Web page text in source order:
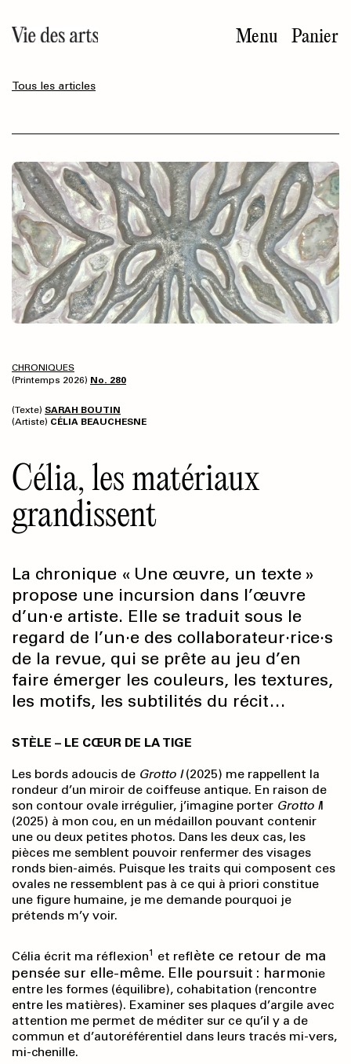
au
contenu
Menu Panier
Tous les articles
CHRONIQUES
(Printemps 2026) No. 280
(Texte) SARAH BOUTIN
(Artiste) CÉLIA BEAUCHESNE
Célia, les matériaux
grandissent
La chronique « Une œuvre, un texte »
propose une incursion dans l’œuvre
d’un·e artiste. Elle se traduit sous le
regard de l’un·e des collaborateur·rice·s
de la revue, qui se prête au jeu d’en
faire émerger les couleurs, les textures,
les motifs, les subtilités du récit…
STÈLE – LE CŒUR DE LA TIGE
Les bords adoucis de Grotto I(2025) me rappellent la
rondeur d’un miroir de coiffeuse antique. En raison de
son contour ovale irrégulier, j’imagine porter Grotto II
(2025) à mon cou, en un médaillon pouvant contenir
une ou deux petites photos. Dans les deux cas, les
pièces me semblent pouvoir renfermer des visages
ronds bien-aimés. Puisque les traits qui composent ces
ovales ne ressemblent pas à ce qui à priori constitue
une figure humaine, je me demande pourquoi je
prétends m’y voir.
Célia écrit ma réflexion1 et reflète ce retour de ma
pensée sur elle-même. Elle poursuit : harmonie
entre les formes (équilibre), cohabitation (rencontre
entre les matières). Examiner ses plaques d’argile avec
attention me permet de méditer sur ce qu’il y a de
commun et d’autoréférentiel dans leurs tracés mi-vers,
mi-chenille.